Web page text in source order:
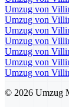
Umzug von
Umzug von
Umzug von
Umzug von
Umzug von
Umzug von
Umzug von
© 2026 Umzug